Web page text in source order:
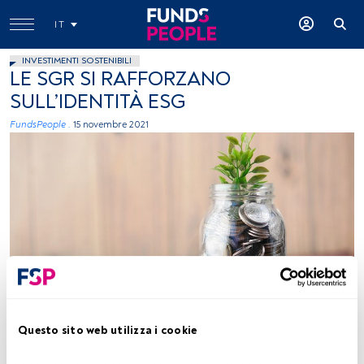
Questo sito web utilizza i cookie
IT
INVESTIMENTI SOSTENIBILI
LE SGR SI RAFFORZANO
SULL’IDENTITÀ ESG
FundsPeople . 15 novembre 2021
Towfiqu Barbhuiya, Unsplash
Tempo di lettura:3 min.